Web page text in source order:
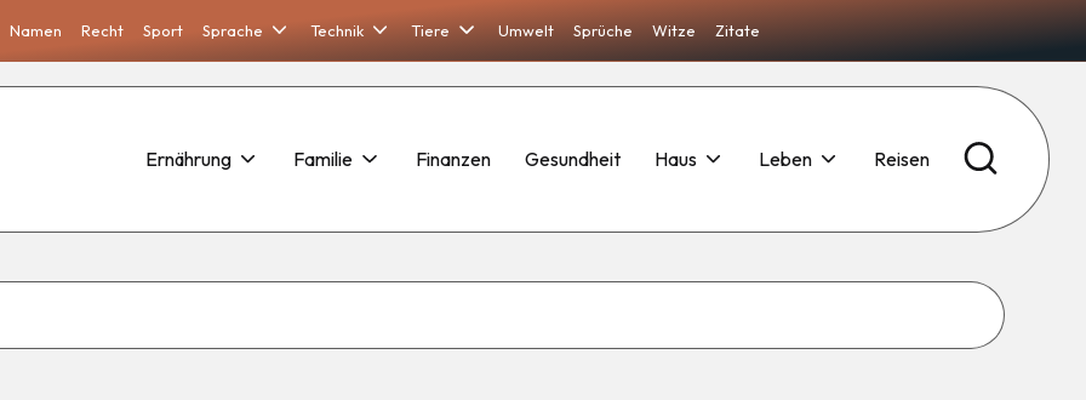
Namen Recht Sport Sprache Technik Tiere Umwelt Sprüche Witze Zitate
Ernährung Familie Finanzen Gesundheit Haus Leben Reisen